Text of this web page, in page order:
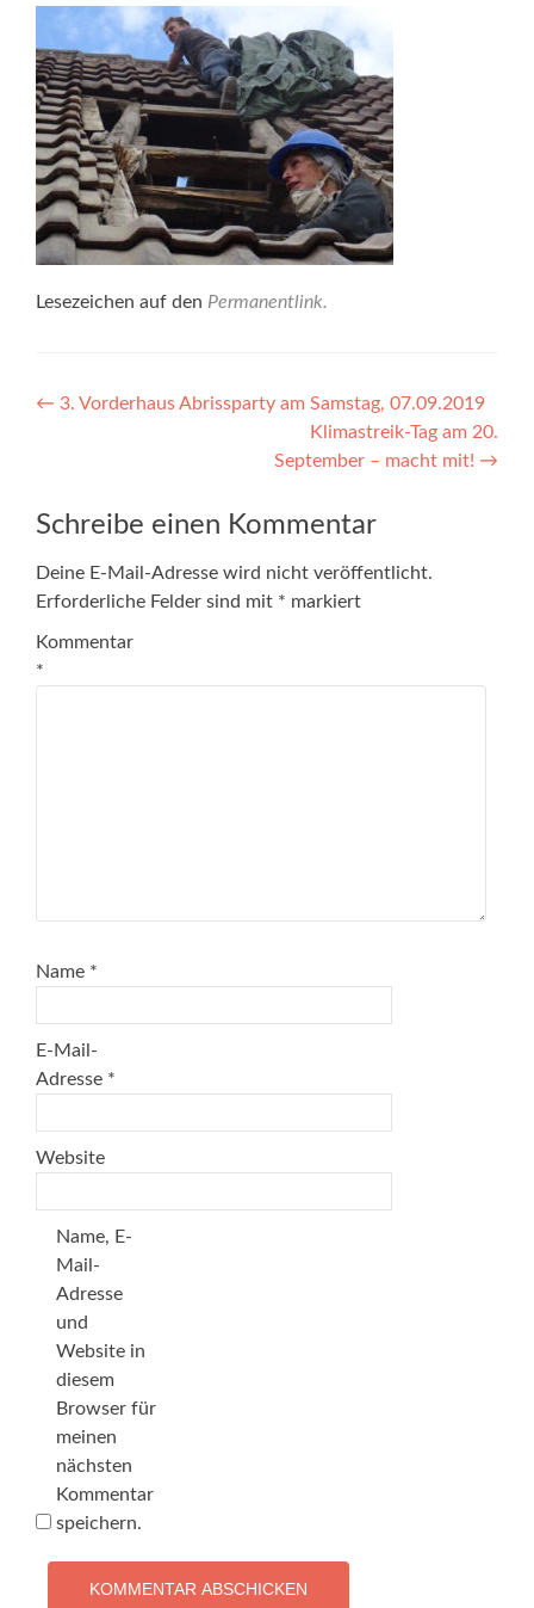
Lesezeichen auf den Permanentlink.
Beitragsnavigation
← 3. Vorderhaus Abrissparty am Samstag, 07.09.2019
Klimastreik-Tag am 20.
September – macht mit! →
Schreibe einen Kommentar
Deine E-Mail-Adresse wird nicht veröffentlicht.
Erforderliche Felder sind mit * markiert
Kommentar
*
Name *
E-Mail-
Adresse *
Website
Name, E-
Mail-
Adresse
und
Website in
diesem
Browser für
meinen
nächsten
Kommentar
speichern.